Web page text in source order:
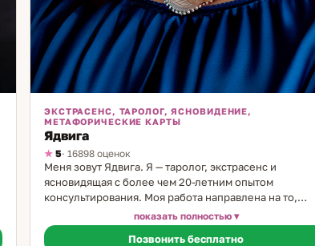
ЭКСТРАСЕНС, ТАРОЛОГ, ЯСНОВИДЕНИЕ,
МЕТАФОРИЧЕСКИЕ КАРТЫ
Ядвига
5· 16898 оценок
Меня зовут Ядвига. Я — таролог, экстрасенс и
ясновидящая с более чем 20-летним опытом
консультирования. Моя работа направлена на то,
чтобы помогать людям разобраться в сложных
жизненных ситуациях, особенно тех, что касаются
личных отношений и выбора пути. В своей практике я
показать полностью
Позвонить бесплатно